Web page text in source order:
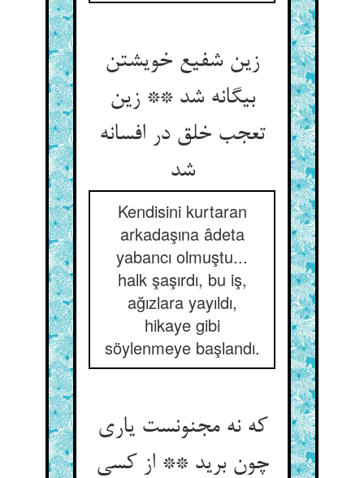
زین شفیع خویشتن
بیگانه شد ** زین
تعجب خلق در افسانه
شد
Kendisini kurtaran
arkadaşına âdeta
yabancı olmuştu...
halk şaşırdı, bu iş,
ağızlara yayıldı,
hikaye gibi
söylenmeye başlandı.
که نه مجنونست یاری
چون برید ** از کسی